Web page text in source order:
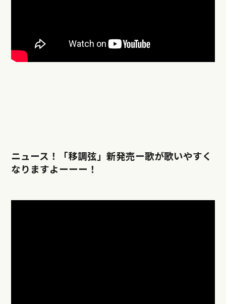
ニュース！「移調弦」新発売ー歌が歌いやすく
なりますよーーー！